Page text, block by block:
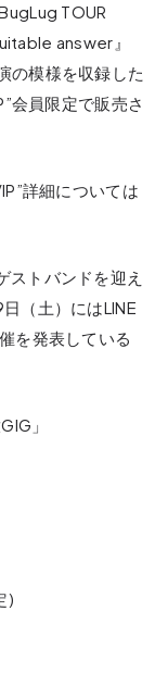
TOUR
answer』
の模様を収録した
会員限定で販売さ
詳細については
トバンドを迎え
（土）にはLINE
を発表している
」
)